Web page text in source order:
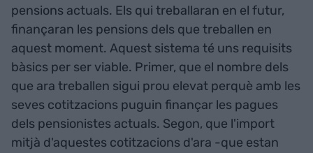
pensions actuals. Els qui treballaran en el futur,
finançaran les pensions dels que treballen en
aquest moment. Aquest sistema té uns requisits
bàsics per ser viable. Primer, que el nombre dels
que ara treballen sigui prou elevat perquè amb les
seves cotitzacions puguin finançar les pagues
dels pensionistes actuals. Segon, que l'import
mitjà d'aquestes cotitzacions d'ara -que estan